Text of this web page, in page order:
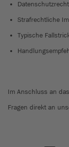
Strafrechtliche
Typische
Im Anschluss an
Fragen direkt an